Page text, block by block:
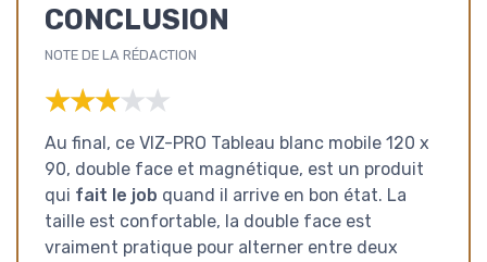
CONCLUSION
NOTE DE LA RÉDACTION
★★★★★
★★★★★
Au final, ce VIZ-PRO Tableau blanc mobile 120 x
90, double face et magnétique, est un produit
qui fait le job quand il arrive en bon état. La
taille est confortable, la double face est
vraiment pratique pour alterner entre deux